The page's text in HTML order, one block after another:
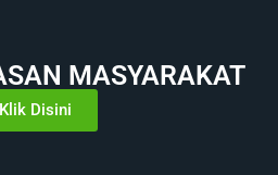
MASYARAKAT
Klik Disini